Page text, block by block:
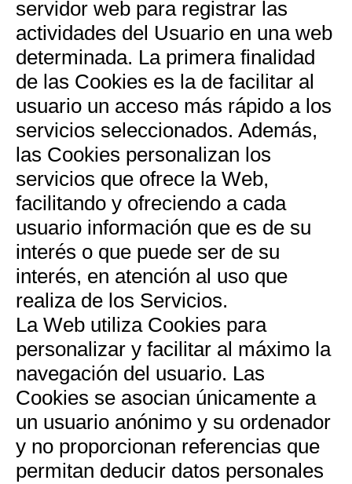
servidor web para registrar las
actividades del Usuario en una web
determinada. La primera finalidad
de las Cookies es la de facilitar al
usuario un acceso más rápido a los
servicios seleccionados. Además,
las Cookies personalizan los
servicios que ofrece la Web,
facilitando y ofreciendo a cada
usuario información que es de su
interés o que puede ser de su
interés, en atención al uso que
realiza de los Servicios.
La Web utiliza Cookies para
personalizar y facilitar al máximo la
navegación del usuario. Las
Cookies se asocian únicamente a
un usuario anónimo y su ordenador
y no proporcionan referencias que
permitan deducir datos personales